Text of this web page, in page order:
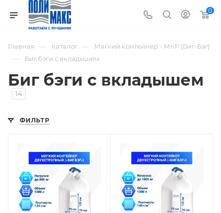
0
Главная — Каталог — Мягкий контейнер - МКР (Биг-Бэг)
— Биг бэги с вкладышем
Биг бэги с вкладышем
14
ФИЛЬТР